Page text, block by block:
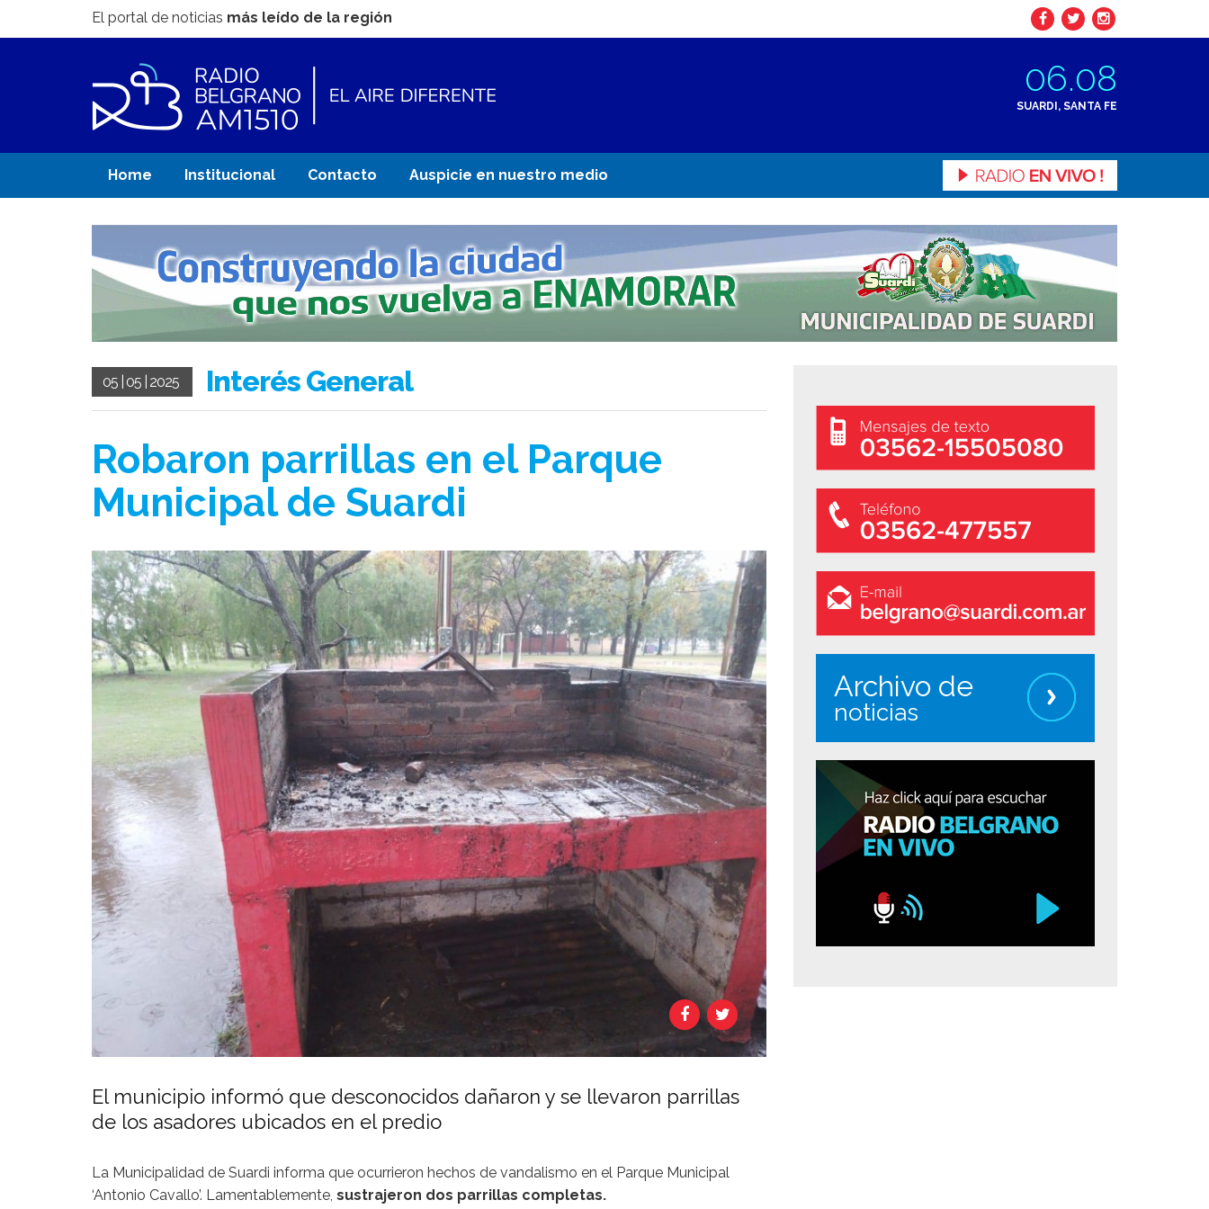
El portal de noticias más leído de la región
06.08
SUARDI, SANTA FE
Home Institucional Contacto Auspicie en nuestro medio
05 | 05 | 2025 Interés General
Robaron parrillas en el Parque
Municipal de Suardi
El municipio informó que desconocidos dañaron y se llevaron parrillas
de los asadores ubicados en el predio
La Municipalidad de Suardi informa que ocurrieron hechos de vandalismo en el Parque Municipal
‘Antonio Cavallo’. Lamentablemente, sustrajeron dos parrillas completas.
Archivo de
noticias